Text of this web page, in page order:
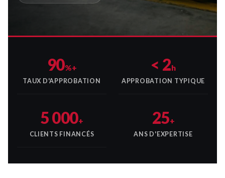
90%+
TAUX D'APPROBATION
< 2h
APPROBATION TYPIQUE
5 000+
CLIENTS FINANCÉS
25+
ANS D'EXPERTISE